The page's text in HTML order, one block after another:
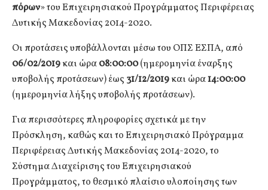
πόρων» του Επιχειρησιακού Προγράμματος Περιφέρειας
Δυτικής Μακεδονίας 2014-2020.
Οι προτάσεις υποβάλλονται μέσω του ΟΠΣ ΕΣΠΑ, από
06/02/2019και ώρα08:00:00(ημερομηνία έναρξης
υποβολής προτάσεων) έως 31/12/2019και ώρα14:00:00
(ημερομηνία λήξης υποβολής προτάσεων).
Για περισσότερες πληροφορίες σχετικά με την
Πρόσκληση, καθώς και το Επιχειρησιακό Πρόγραμμα
Περιφέρειας Δυτικής Μακεδονίας 2014-2020, το
Σύστημα Διαχείρισης του Επιχειρησιακού
Προγράμματος, το θεσμικό πλαίσιο υλοποίησης των